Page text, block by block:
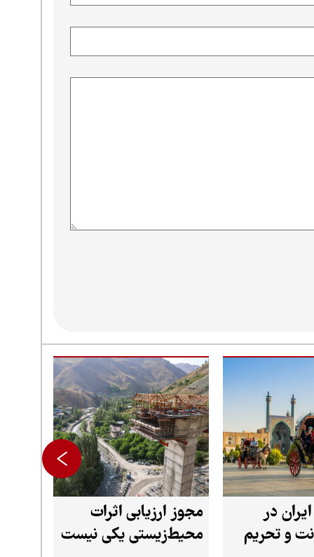
گردشگری ایران در
و تحریم
مجوز ارزیابی اثرات
محیط‌زیستی یکی نیست